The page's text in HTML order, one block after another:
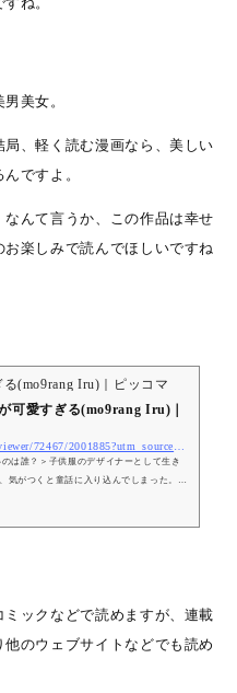
美女。
、軽く読む漫画なら、美しい
ですよ。
んて言うか、この作品は幸せ
楽しみで読んでほしいですね
(mo9rang Iru)｜ピッコマ
可愛すぎる(mo9rang Iru)｜
は誰？＞子供服のデザイナーとして生き
気がつくと童話に入り込んでしまった。し
ックなどで読めますが、連載
のウェブサイトなどでも読め